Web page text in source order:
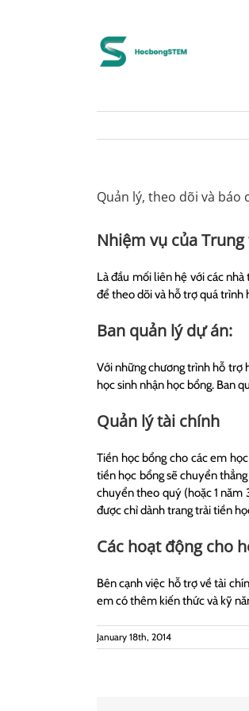
Quản lý, theo dõi và
Nhiệm vụ của
Là đầu mối liên hệ với các
để theo dõi và hỗ trợ quá trình
Ban quản lý dự án:
Với những chương trình hỗ trợ
học sinh nhận học bổng. Ban
Quản lý tài chính
Tiền học bổng cho các em
tiền học bổng sẽ chuyển
chuyển theo quý (hoặc 1 năm
được chỉ dành trang trải tiền
Các hoạt động cho
Bên cạnh việc hỗ trợ về tài
em có thêm kiến thức và kỹ
January 18th, 2014